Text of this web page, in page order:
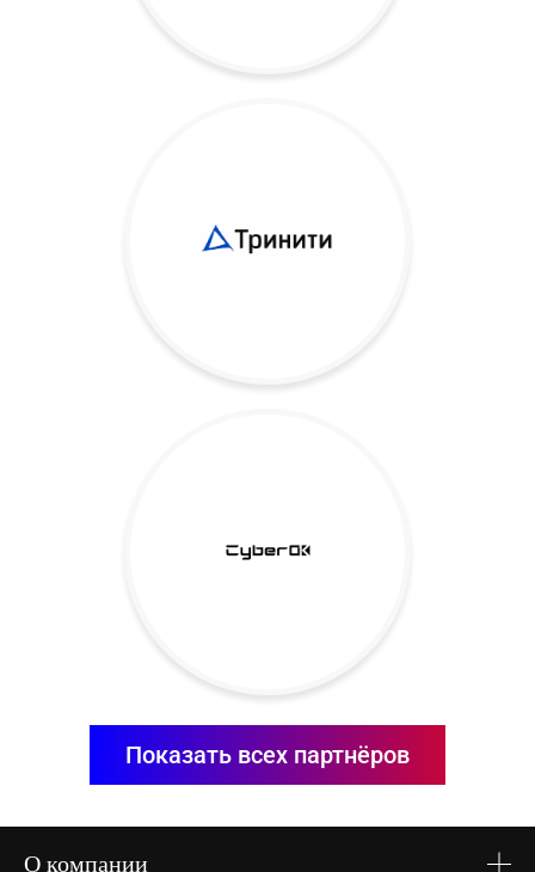
Показать всех партнёров
О компании